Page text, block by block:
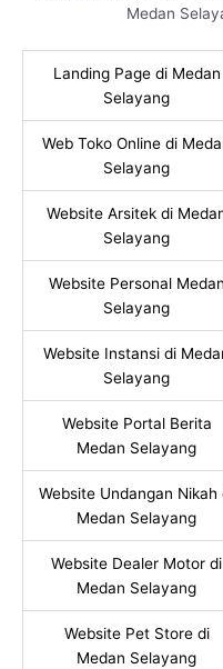
Medan
Landing Page di Medan
Selayang
Web Toko Online di
Selayang
Website Arsitek di
Selayang
Website Personal Medan
Selayang
Website Instansi di
Selayang
Website Portal Berita
Medan Selayang
Website Undangan Nikah
Medan Selayang
Website Dealer Motor di
Medan Selayang
Website Pet Store di
Medan Selayang